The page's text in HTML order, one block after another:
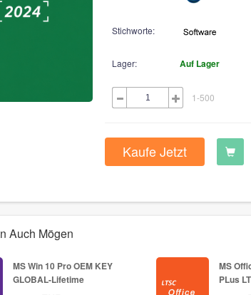
Stichworte:
Lager: Auf Lager
1-500
Kaufe Jetzt
Auch Mögen
MS Win 10 Pro OEM KEY
GLOBAL-Lifetime
MS
PLus